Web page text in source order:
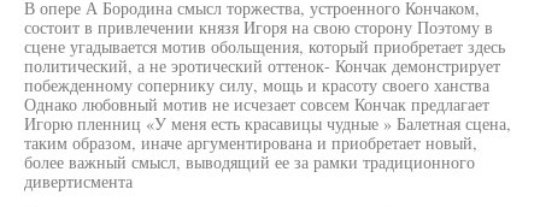
В опере А Бородина смысл торжества, устроенного Кончаком,
состоит в привлечении князя Игоря на свою сторону Поэтому в
сцене угадывается мотив обольщения, который приобретает здесь
политический, а не эротический оттенок- Кончак демонстрирует
побежденному сопернику силу, мощь и красоту своего ханства
Однако любовный мотив не исчезает совсем Кончак предлагает
Игорю пленниц «У меня есть красавицы чудные » Балетная сцена,
таким образом, иначе аргументирована и приобретает новый,
более важный смысл, выводящий ее за рамки традиционного
дивертисмента